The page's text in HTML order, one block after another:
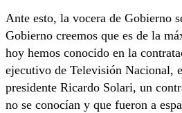
Ante esto, la vocera de Gobierno
Gobierno creemos que es de la
hoy hemos conocido en la
ejecutivo de Televisión Nacional,
presidente Ricardo Solari, un
no se conocían y que fueron a